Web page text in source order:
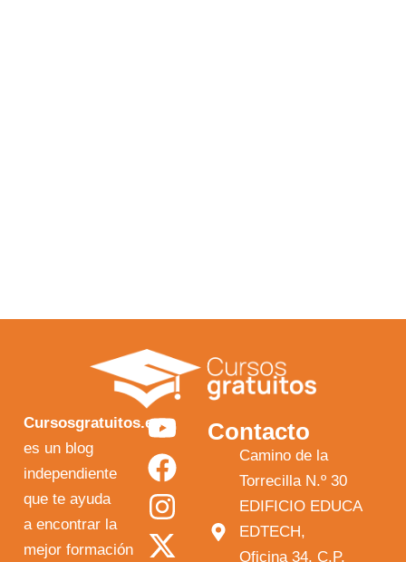
Cursosgratuitos.es
es un blog
independiente
que te ayuda
a encontrar la
mejor formación
Y
o
u
t
u
F
a
c
e
b
I
n
s
t
a
X
-
t
w
i
Contacto
Camino de la
Torrecilla N.º 30
EDIFICIO EDUCA
EDTECH,
Oficina 34, C.P.